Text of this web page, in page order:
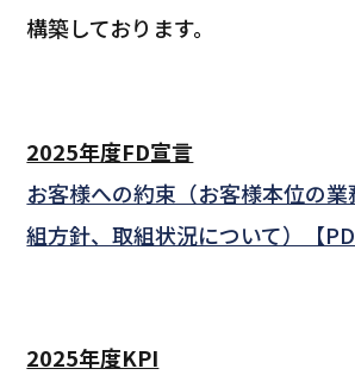
構築しております。
2025年度FD宣言
お客様への約束（お客様本位の
組方針、取組状況について）【
2025年度KPI